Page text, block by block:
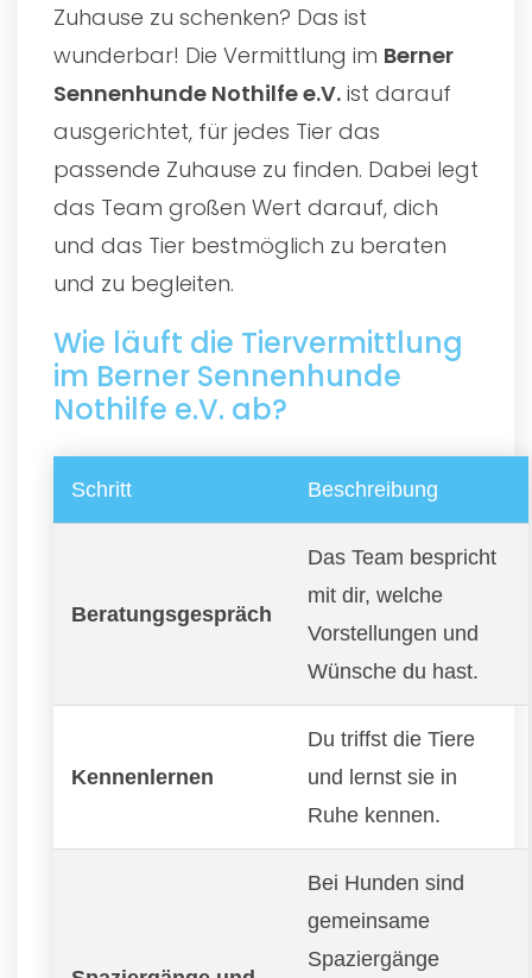
Zuhause zu schenken? Das ist
wunderbar! Die Vermittlung im Berner
Sennenhunde Nothilfe e.V. ist darauf
ausgerichtet, für jedes Tier das
passende Zuhause zu finden. Dabei legt
das Team großen Wert darauf, dich
und das Tier bestmöglich zu beraten
und zu begleiten.
Wie läuft die Tiervermittlung
im Berner Sennenhunde
Nothilfe e.V. ab?
Schritt Beschreibung
Beratungsgespräch
Das Team bespricht
mit dir, welche
Vorstellungen und
Wünsche du hast.
Kennenlernen
Du triffst die Tiere
und lernst sie in
Ruhe kennen.
Bei Hunden sind
gemeinsame
Spaziergänge